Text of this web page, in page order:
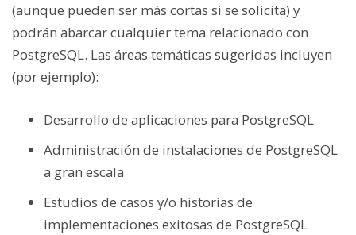
(aunque pueden ser más cortas si se solicita) y
podrán abarcar cualquier tema relacionado con
PostgreSQL. Las áreas temáticas sugeridas incluyen
(por ejemplo):
Desarrollo de aplicaciones para PostgreSQL
Administración de instalaciones de PostgreSQL
a gran escala
Estudios de casos y/o historias de
implementaciones exitosas de PostgreSQL